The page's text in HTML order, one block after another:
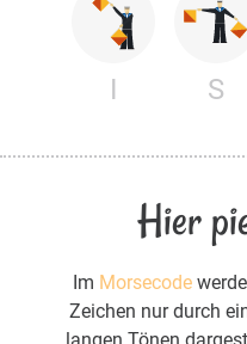
I S
Hier
Im Morsecode
Zeichen nur durch